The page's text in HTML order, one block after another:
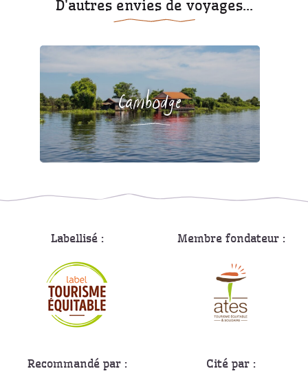
D'autres envies de voyages...
Cambodge
Labellisé : Membre fondateur :
Recommandé par : Cité par :